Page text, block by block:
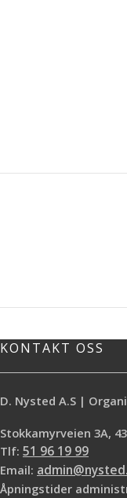
KONTAKT OSS
D. Nysted A.S |
Stokkamyrveien 3A,
Tlf: 51 96 19 99
Email:
Åpningstider